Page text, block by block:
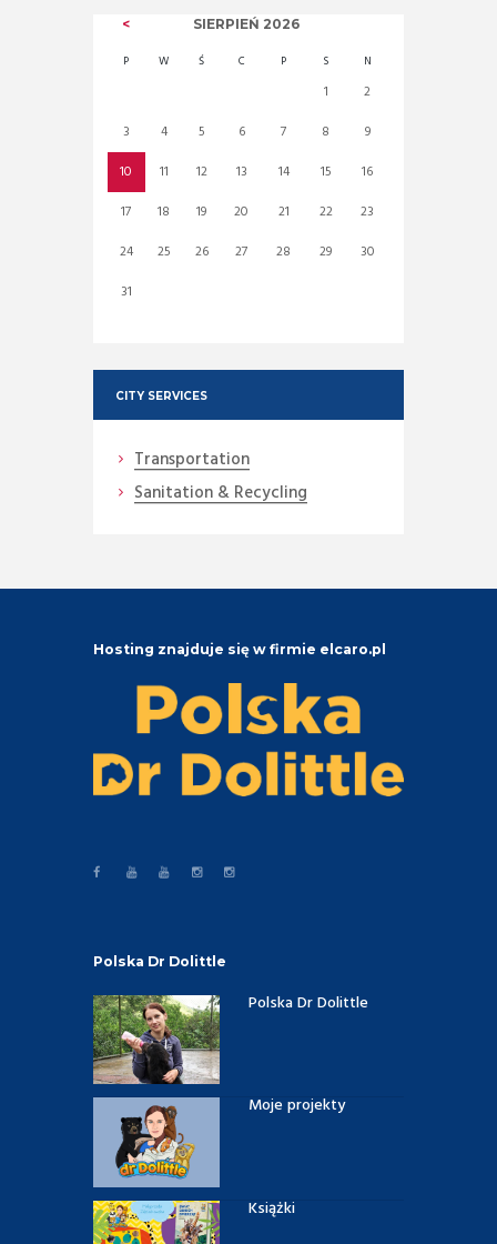
SIERPIEŃ 2026
P W Ś C P S N
1
2
3
4 5 6 7 8
9
10
11 12 13 14 15
16
17
18 19 20 21 22
23
24
25 26 27 28 29
30
31
CITY SERVICES
Transportation
Sanitation & Recycling
Hosting znajduje się w firmie elcaro.pl
Polska Dr Dolittle
Polska Dr Dolittle
Moje projekty
Książki